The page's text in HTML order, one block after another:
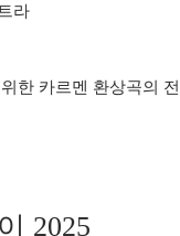
라
한 카르멘 환상곡의 전
2025